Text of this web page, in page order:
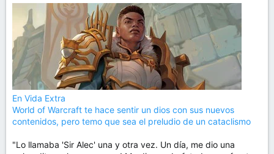
En Vida Extra
World of Warcraft te hace sentir un dios con sus nuevos
contenidos, pero temo que sea el preludio de un cataclismo
"Lo llamaba 'Sir Alec' una y otra vez. Un día, me dio una